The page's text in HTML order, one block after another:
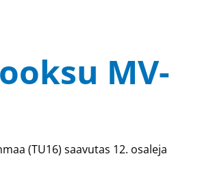
MV-
(TU16) saavutas 12. osaleja